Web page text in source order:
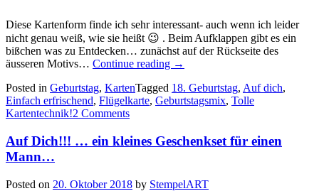
Diese Kartenform finde ich sehr interessant- auch wenn ich leider
nicht genau weiß, wie sie heißt 😉 . Beim Aufklappen gibt es ein
bißchen was zu Entdecken… zunächst auf der Rückseite des
äusseren Motivs… Continue reading „18
Auf
Dich
→
Posted in Geburtstag, KartenTagged 18. Geburtstag, Auf dich,
Einfach erfrischend, Flügelkarte, Geburtstagsmix, Tolle
Kartentechnik!2 Comments
Auf Dich!!! … ein kleines Geschenkset für einen
Mann…
Posted on 20. Oktober 2018 by StempelART